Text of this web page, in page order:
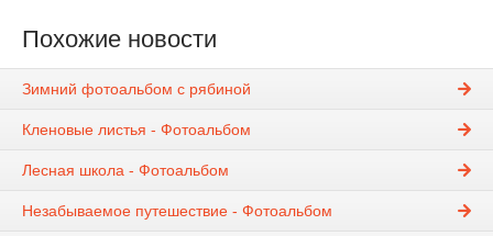
Похожие новости
Зимний фотоальбом с рябиной
Кленовые листья - Фотоальбом
Лесная школа - Фотоальбом
Незабываемое путешествие - Фотоальбом